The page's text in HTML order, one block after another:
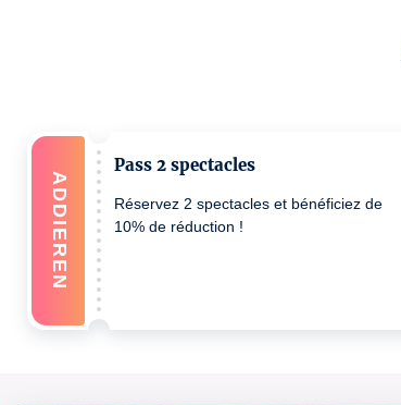
Pass 2 spectacles
Réservez 2 spectacles et bénéficiez de
10% de réduction !
ADDIEREN